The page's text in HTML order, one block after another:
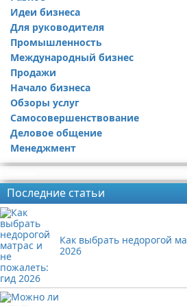
Идеи бизнеса
Для руководителя
Промышленность
Международный бизнес
Продажи
Начало бизнеса
Обзоры услуг
Самосовершенствование
Деловое общение
Менеджмент
Последние статьи
Как выбрать недорогой
2026